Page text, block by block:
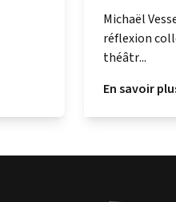
Michaël
réflexion
théâtr...
En savoir